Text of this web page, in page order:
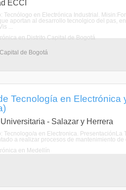
ECCI
Tecnólogo en Electrónica Industrial.
aportan al desarrollo tecnolgico del pas,
...
en Distrito Capital de Bogotá
de Bogotá
Tecnología en
Universitaria - Salazar y Herrera
Tecnologo/a en Electronica.
a realizar procesos de mantenimiento
en Medellín